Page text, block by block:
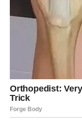
Šta Rak dobija
Zaštitu od
mu ne donose
Mir u srcu
– kao
napokon diše.
Finansijski